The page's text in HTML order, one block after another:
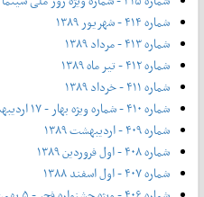
شماره ۴۱۴ - شهریور ۱۳۸۹
شماره ۴۱۳ - مرداد ۱۳۸۹
شماره ۴۱۲ - تیر ماه ۱۳۸۹
شماره ۴۱۱ - خرداد ۱۳۸۹
شماره ۴۱۰ - شماره ویژه بهار - ۱۷ اردیبهشت ۱۳۸۹
شماره ۴۰۹ - اردیبهشت ۱۳۸۹
شماره ۴۰۸ - اول فروردین ۱۳۸۹
شماره ۴۰۷ - اول اسفند ۱۳۸۸